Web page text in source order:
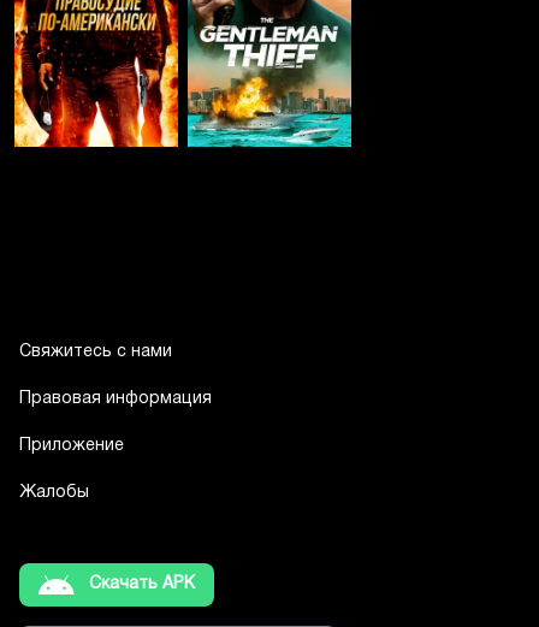
Свяжитесь с нами
Правовая информация
Приложение
Жалобы
Скачать APK